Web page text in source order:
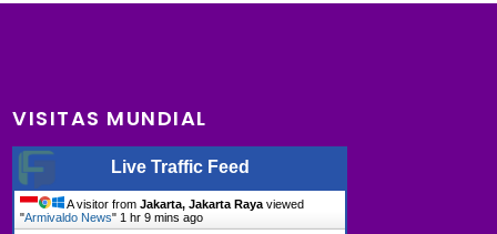
VISITAS MUNDIAL
Live Traffic Feed
A visitor fromJakarta, Jakarta Raya viewed
"Armivaldo News" 1 hr 9 mins ago